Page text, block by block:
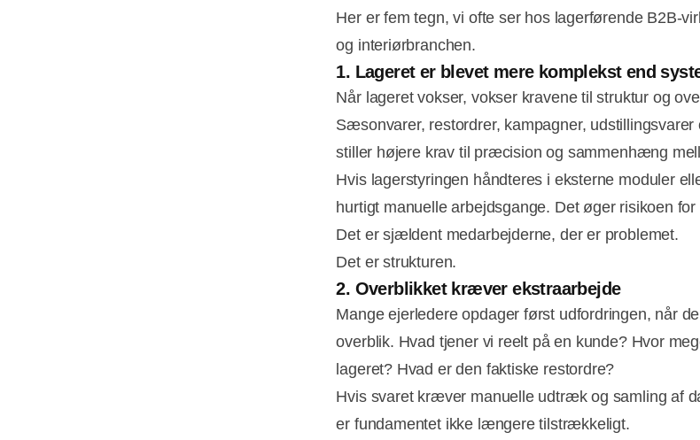
Her er fem tegn, vi ofte ser hos lagerførende B2B-
og interiørbranchen.
1. Lageret er blevet mere komplekst end
Når lageret vokser, vokser kravene til struktur og
Sæsonvarer, restordrer, kampagner, udstillingsvarer
stiller højere krav til præcision og sammenhæng
Hvis lagerstyringen håndteres i eksterne moduler
hurtigt manuelle arbejdsgange. Det øger risikoen
Det er sjældent medarbejderne, der er problemet.
Det er strukturen.
2. Overblikket kræver ekstraarbejde
Mange ejerledere opdager først udfordringen, når
overblik. Hvad tjener vi reelt på en kunde? Hvor
lageret? Hvad er den faktiske restordre?
Hvis svaret kræver manuelle udtræk og samling af
er fundamentet ikke længere tilstrækkeligt.